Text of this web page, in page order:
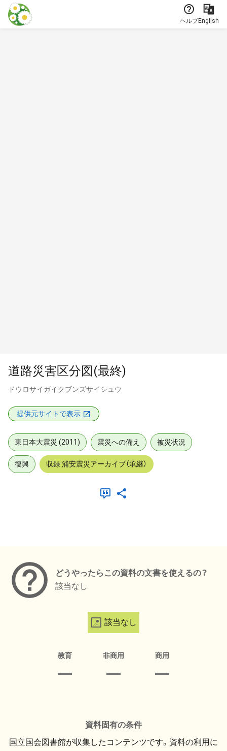
本文に飛ぶ
ヘルプEnglish
道路災害区分図(最終)
ドウロサイガイクブンズサイシュウ
提供元サイトで表示
東日本大震災 (2011) 震災への備え 被災状況
復興 収録:浦安震災アーカイブ（承継）
どうやったらこの資料の文書を使えるの？
該当なし
該当なし
教育 非商用 商用
資料固有の条件
国立国会図書館が収集したコンテンツです。資料の利用に